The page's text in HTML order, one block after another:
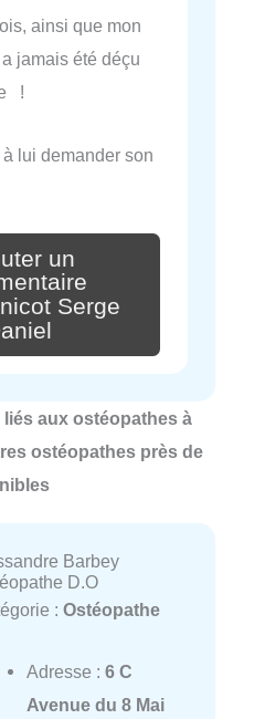
ainsi que mon
jamais été déçu
!
lui demander son
un
Serge
aux ostéopathes à
ostéopathes près de
Barbey
D.O
: Ostéopathe
Adresse : 6 C
Avenue du 8 Mai